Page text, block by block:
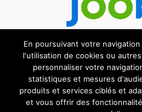
Découvrez le
En poursuivant votre
l'utilisation de cookies ou
personnaliser votre
statistiques et mesures
produits et services ciblés et
et vous offrir des